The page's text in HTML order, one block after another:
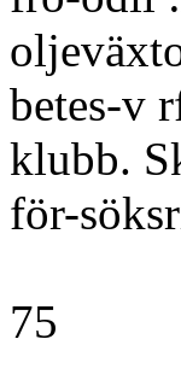
betes-v
klubb.
för-
75